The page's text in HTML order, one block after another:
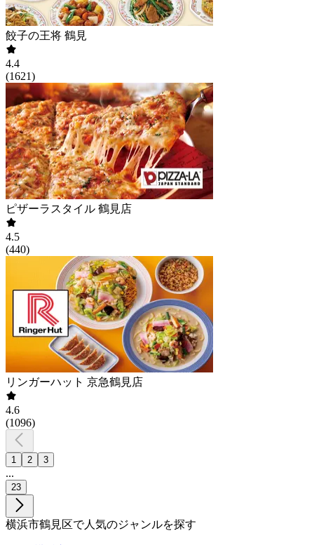
餃子の王将 鶴見
4.4
(1621)
ピザーラスタイル 鶴見店
4.5
(440)
リンガーハット 京急鶴見店
4.6
(1096)
1 2 3
...
23
横浜市鶴見区で人気のジャンルを探す